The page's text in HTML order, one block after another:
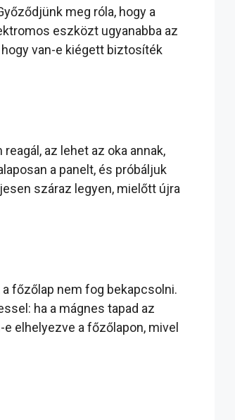
meg róla, hogy a
eszközt ugyanabba az
van-e kiégett biztosíték
az lehet az oka annak,
a panelt, és próbáljuk
száraz legyen, mielőtt újra
főzőlap nem fog bekapcsolni.
ha a mágnes tapad az
elhelyezve a főzőlapon, mivel